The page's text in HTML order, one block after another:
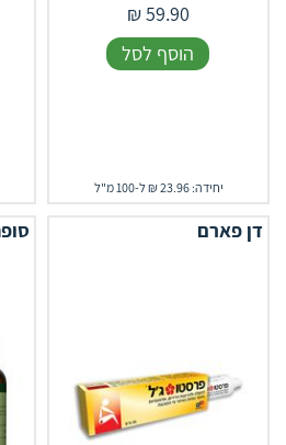
59.90
₪
הוסף לסל
יחידה: 23.96 ₪ ל-100 מ"ל
דן פארם